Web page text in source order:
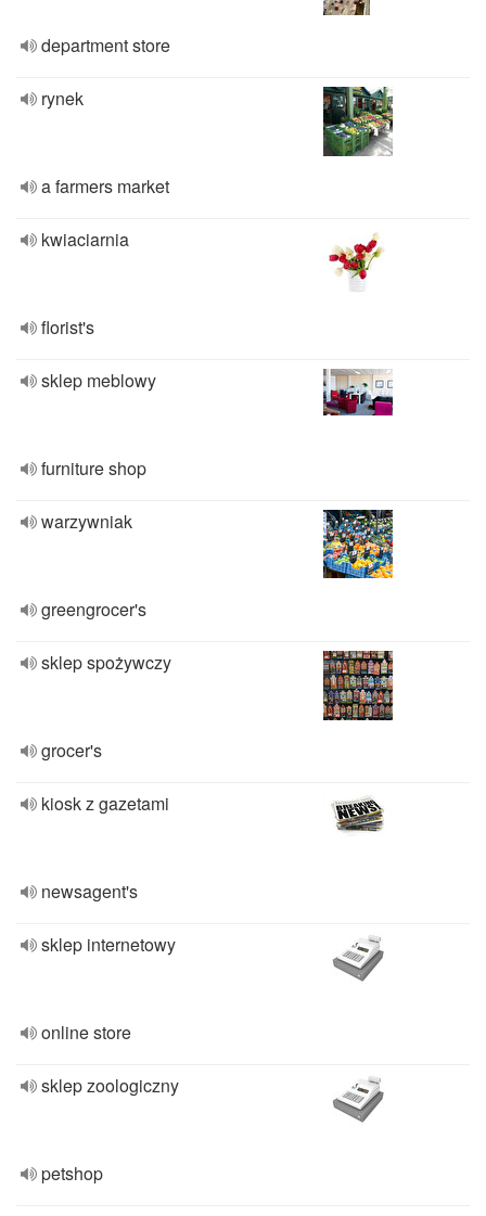
department store
rynek
a farmers market
kwiaciarnia
florist's
sklep meblowy
furniture shop
warzywniak
greengrocer's
sklep spożywczy
grocer's
kiosk z gazetami
newsagent's
sklep internetowy
online store
sklep zoologiczny
petshop